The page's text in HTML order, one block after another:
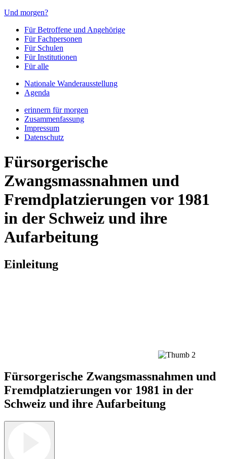
Und morgen?
Für Betroffene und Angehörige
Für Fachpersonen
Für Schulen
Für Institutionen
Für alle
Nationale Wanderausstellung
Agenda
erinnern für morgen
Zusammenfassung
Impressum
Datenschutz
Fürsorgerische
Zwangsmassnahmen und
Fremdplatzierungen vor 1981
in der Schweiz und ihre
Aufarbeitung
Einleitung
Fürsorgerische Zwangsmassnahmen und
Fremdplatzierungen vor 1981 in der
Schweiz und ihre Aufarbeitung